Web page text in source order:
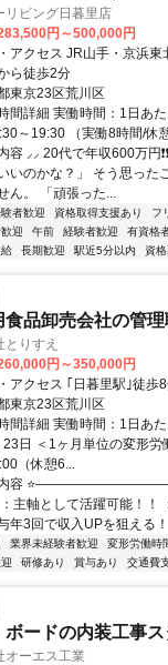
リビング日暮里店
円～500,000円
アクセス JR山手・京浜
ら徒歩2分
東京23区荒川区
間詳細 実働時間：1日あ
～19:30 （実働8時間/
容 ⸝⸝ 20代で年収600万円
いのかな？」 そう思った
ん。 「頑張った...
者歓迎 資格取得支援あり フ
迎
午前 経験者歓迎 有資格
長期歓迎 駅近5分以内 資
食品卸売会社の管
とりすえ
円～350,000円
アクセス ｢日暮里駅｣徒歩
東京23区荒川区
間詳細 実働時間：1日あ
23日 ＜1ヶ月単位の変形
（休憩6...
容
主軸として活躍可能！！
年3回で収入UPを狙える
業界未経験者歓迎 変形労働時
研修あり 賞与あり 交通費
ボードの内装工事
オーエス工業